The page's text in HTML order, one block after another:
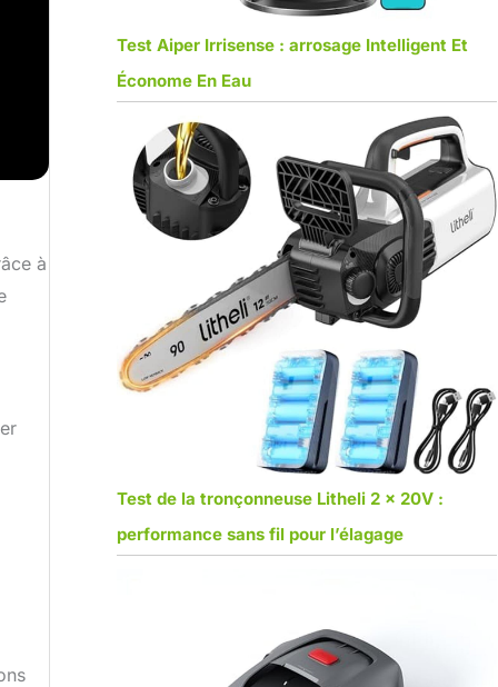
à
Test Aiper Irrisense : arrosage Intelligent Et
Économe En Eau
Test de la tronçonneuse Litheli 2 x 20V :
performance sans fil pour l’élagage